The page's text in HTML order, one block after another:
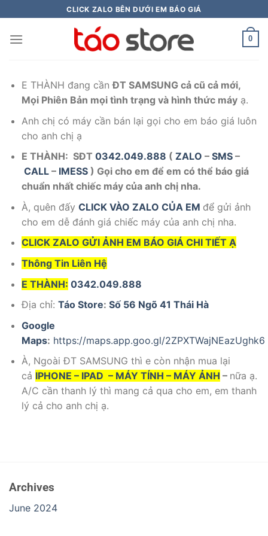
to
content
CLICK ZALO BÊN DƯỚI EM BÁO GIÁ
0
E THÀNH đang cầnĐT SAMSUNG cả cũ cả mới,
Mọi Phiên Bản mọi tình trạng và hình thức máyạ.
Anh chị có máy cần bán lại gọi cho em báo giá luôn
cho anh chị ạ
E THÀNH: SĐT 0342.049.888 ( ZALO –SMS –
CALL– IMESS) Gọi cho em để em có thể báo giá
chuẩn nhất chiếc máy của anh chị nha.
À, quên đấy CLICK VÀO ZALO CỦA EM để gửi ảnh
cho em dễ đánh giá chiếc máy của anh chị nha.
CLICK ZALO GỬI ẢNH EM BÁO GIÁ CHI TIẾT Ạ
Thông Tin Liên Hệ
E THÀNH: 0342.049.888
Địa chỉ: Táo Store: Số 56 Ngõ 41 Thái Hà
Google
Maps: https://maps.app.goo.gl/2ZPXTWajNEazUghk6
À, Ngoài ĐT SAMSUNG thì e còn nhận mua lại
cả IPHONE – IPAD – MÁY TÍNH – MÁY ẢNH – nữa ạ.
A/C cần thanh lý thì mang cả qua cho em, em thanh
lý cả cho anh chị ạ.
Archives
June 2024